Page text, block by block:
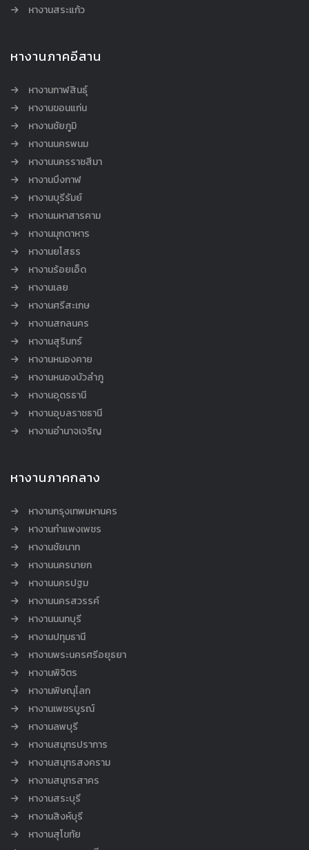
หางานสระแก้ว
หางานภาคอีสาน
หางานกาฬสินธุ์
หางานขอนแก่น
หางานชัยภูมิ
หางานนครพนม
หางานนครราชสีมา
หางานบึงกาฬ
หางานบุรีรัมย์
หางานมหาสารคาม
หางานมุกดาหาร
หางานยโสธร
หางานร้อยเอ็ด
หางานเลย
หางานศรีสะเกษ
หางานสกลนคร
หางานสุรินทร์
หางานหนองคาย
หางานหนองบัวลำภู
หางานอุดรธานี
หางานอุบลราชธานี
หางานอำนาจเจริญ
หางานภาคกลาง
หางานกรุงเทพมหานคร
หางานกำแพงเพชร
หางานชัยนาท
หางานนครนายก
หางานนครปฐม
หางานนครสวรรค์
หางานนนทบุรี
หางานปทุมธานี
หางานพระนครศรีอยุธยา
หางานพิจิตร
หางานพิษณุโลก
หางานเพชรบูรณ์
หางานลพบุรี
หางานสมุทรปราการ
หางานสมุทรสงคราม
หางานสมุทรสาคร
หางานสระบุรี
หางานสิงห์บุรี
หางานสุโขทัย